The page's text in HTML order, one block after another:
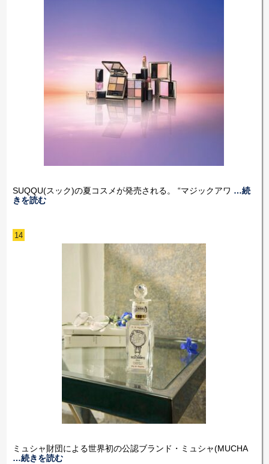
SUQQU(スック)の夏コスメが発売される。 “マジックアワ …続
きを読む
14
ミュシャ財団による世界初の公認ブランド・ミュシャ(MUCHA
…続きを読む